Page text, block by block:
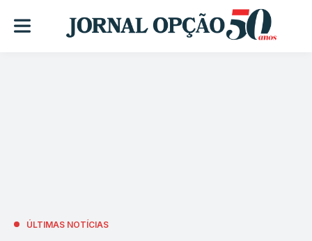
ÚLTIMAS NOTÍCIAS